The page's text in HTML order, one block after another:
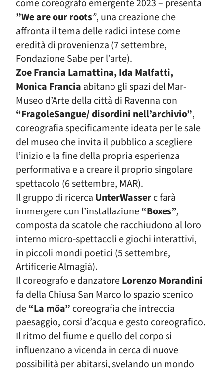
come coreografo emergente 2023 – presenta
”We are our roots”, una creazione che
affronta il tema delle radici intese come
eredità di provenienza (7 settembre,
Fondazione Sabe per l’arte).
Zoe Francia Lamattina, Ida Malfatti,
Monica Francia abitano gli spazi del Mar-
Museo d’Arte della città di Ravenna con
“FragoleSangue/ disordini nell’archivio”,
coreografia specificamente ideata per le sale
del museo che invita il pubblico a scegliere
l’inizio e la fine della propria esperienza
performativa e a creare il proprio singolare
spettacolo (6 settembre, MAR).
Il gruppo di ricerca UnterWasserc farà
immergere con l’installazione“Boxes”,
composta da scatole che racchiudono al loro
interno micro-spettacoli e giochi interattivi,
in piccoli mondi poetici (5 settembre,
Artificerie Almagià).
Il coreografo e danzatoreLorenzo Morandini
fa della Chiusa San Marco lo spazio scenico
de“La möa” coreografia che intreccia
paesaggio, corsi d’acqua e gesto coreografico.
Il ritmo del fiume e quello del corpo si
influenzano a vicenda in cerca di nuove
possibilità per abitarsi, svelando un mondo